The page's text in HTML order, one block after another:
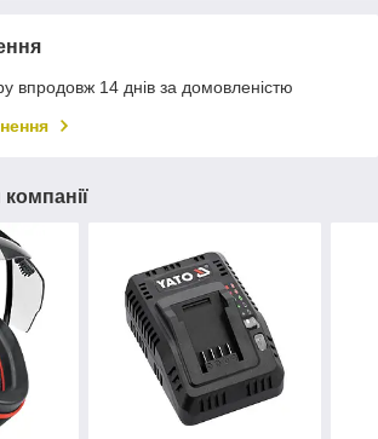
впродовж 14 днів за домовленістю